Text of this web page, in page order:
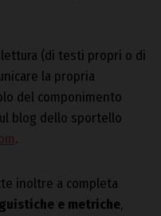
(di testi propri o di
la propria
del componimento
blog dello sportello
.
inoltre a completa
e metriche,